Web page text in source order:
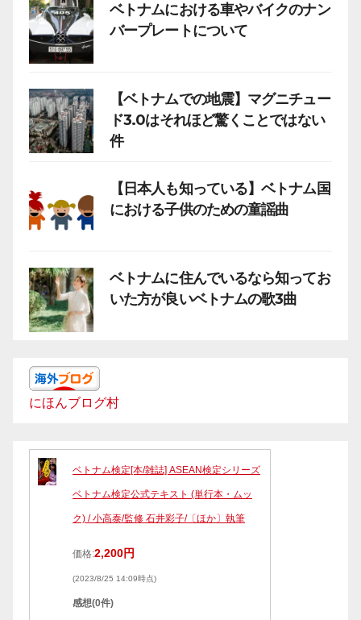
ベトナムにおける車やバイクのナン
バープレートについて
【ベトナムでの地震】マグニチュー
ド3.0はそれほど驚くことではない
件
【日本人も知っている】ベトナム国
における子供のための童謡曲
ベトナムに住んでいるなら知ってお
いた方が良いベトナムの歌3曲
にほんブログ村
ベトナム検定[本/雑誌] ASEAN検定シリーズ
ベトナム検定公式テキスト (単行本・ムッ
ク) / 小高泰/監修 石井彩子/〔ほか〕執筆
価格:2,200円
(2023/8/25 14:09時点)
感想(0件)